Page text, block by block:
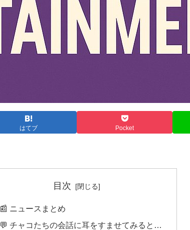
はてブ Pocket
目次
📰 ニュースまとめ
💬 チャコたちの会話に耳をすませてみると…